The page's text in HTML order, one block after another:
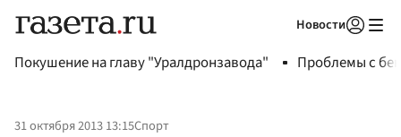
Новости
Покушение на главу "Уралдронзавода" Проблемы с
31 октября 2013 13:15Спорт